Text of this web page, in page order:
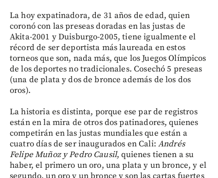
La hoy expatinadora, de 31 años de edad, quien
coronó con las preseas doradas en las justas de
Akita-2001 y Duisburgo-2005, tiene igualmente el
récord de ser deportista más laureada en estos
torneos que son, nada más, que los Juegos Olímpicos
de los deportes no tradicionales. Cosechó 5 preseas
(una de plata y dos de bronce además de los dos
oros).
La historia es distinta, porque ese par de registros
están en la mira de otros dos patinadores, quienes
competirán en las justas mundiales que están a
cuatro días de ser inaugurados en Cali: Andrés
Felipe Muñoz y Pedro Causil, quienes tienen a su
haber, el primero un oro, una plata y un bronce, y el
segundo, un oro y un bronce y son las cartas fuertes